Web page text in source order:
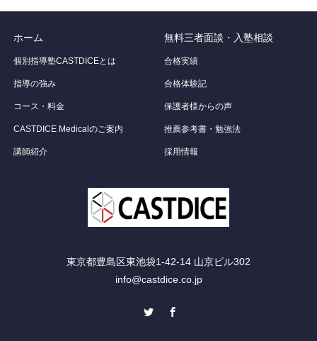
ホーム
個別指導塾CASTDICEとは
指導の強み
コース・料金
CASTDICE Medicalのご案内
講師紹介
無料三者面談・入塾相談
合格実績
合格体験記
保護者様からの声
推薦参考書・勉強法
採用情報
東京都豊島区東池袋1-42-14 山京ビル302
info@castdice.co.jp